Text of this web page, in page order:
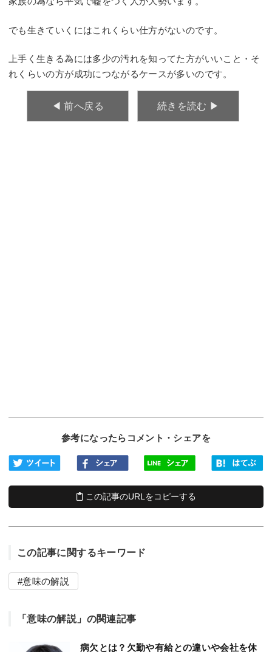
でも生きていくにはこれくらい仕方がないのです。
上手く生きる為には多少の汚れを知ってた方がいいこと・そ
れくらいの方が成功につながるケースが多いのです。
◀︎ 前へ戻る 続きを読む ▶︎
参考になったらコメント・シェアを
この記事のURLをコピーする
この記事に関するキーワード
意味の解説
「意味の解説」の関連記事
病欠とは？欠勤や有給との違いや会社を休